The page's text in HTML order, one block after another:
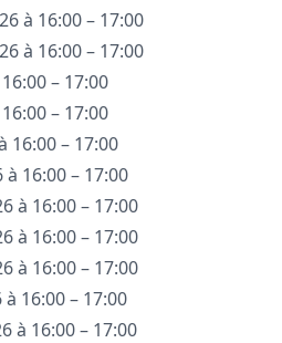
à 16:00 – 17:00
à 16:00 – 17:00
– 17:00
– 17:00
16:00 – 17:00
16:00 – 17:00
à 16:00 – 17:00
à 16:00 – 17:00
à 16:00 – 17:00
16:00 – 17:00
à 16:00 – 17:00